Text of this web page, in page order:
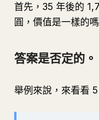
首先，35 年後的
圓，價值是一樣的嗎
答案是否定的。
舉例來說，來看看